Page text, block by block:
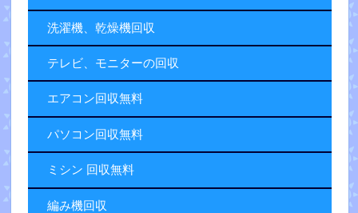
洗濯機、乾燥機回収
テレビ、モニターの回収
エアコン回収無料
パソコン回収無料
ミシン 回収無料
編み機回収